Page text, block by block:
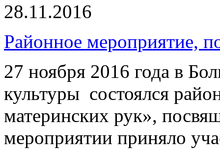
28.11.2016
Районное мероприятие,
27 ноября 2016 года в
культуры состоялся
материнских рук»,
мероприятии приняло